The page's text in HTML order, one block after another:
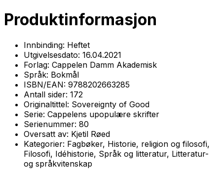
Produktinformasjon
Innbinding: Heftet
Utgivelsesdato: 16.04.2021
Forlag: Cappelen Damm Akademisk
Språk: Bokmål
ISBN/EAN: 9788202663285
Antall sider: 172
Originaltittel: Sovereignty of Good
Serie: Cappelens upopulære skrifter
Serienummer: 80
Oversatt av: Kjetil Røed
Kategorier: Fagbøker, Historie, religion og filosofi,
Filosofi, Idéhistorie, Språk og litteratur, Litteratur-
og språkvitenskap